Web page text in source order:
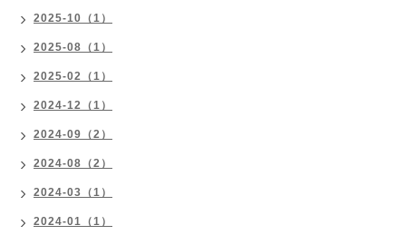
2025-10（1）
2025-08（1）
2025-02（1）
2024-12（1）
2024-09（2）
2024-08（2）
2024-03（1）
2024-01（1）